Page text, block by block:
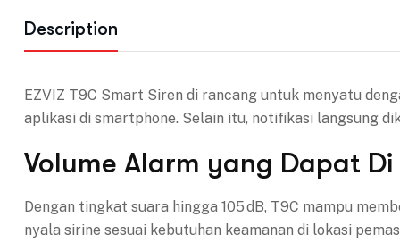
Description
EZVIZ T9C Smart Siren di rancang untuk menyatu
aplikasi di smartphone. Selain itu, notifikasi langsung
Volume Alarm yang Dapat
Dengan tingkat suara hingga 105 dB, T9C mampu
nyala sirine sesuai kebutuhan keamanan di lokasi